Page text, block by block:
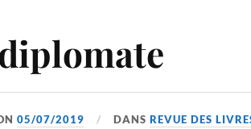
05/07/2019 DANSREVUE DES